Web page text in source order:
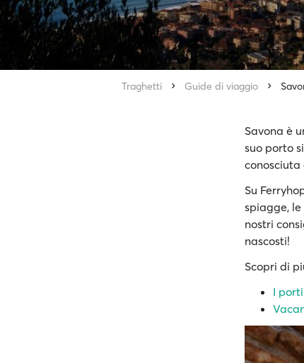
Traghetti Guide di viaggio
Savona è
suo porto
conosciuta
Su
spiagge,
nostri
nascosti!
Scopri di
I